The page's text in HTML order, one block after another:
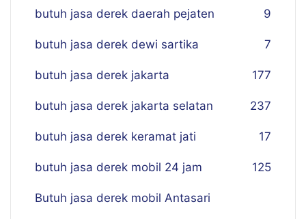
butuh jasa derek daerah pejaten 9
butuh jasa derek dewi sartika 7
butuh jasa derek jakarta 177
butuh jasa derek jakarta selatan 237
butuh jasa derek keramat jati 17
butuh jasa derek mobil 24 jam 125
Butuh jasa derek mobil Antasari